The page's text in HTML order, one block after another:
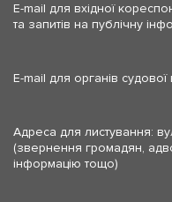
E-mail для вхідної
та запитів на публічну
E-mail для органів судової
Адреса для листування:
(звернення громадян,
інформацію тощо)